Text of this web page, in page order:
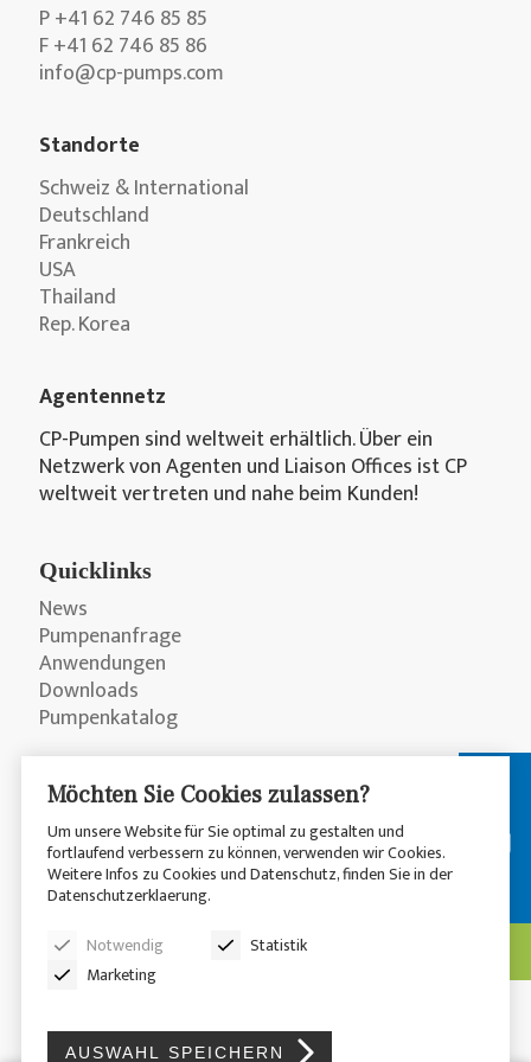
P +41 62 746 85 85
F +41 62 746 85 86
info@cp-pumps.com
Standorte
Schweiz & International
Deutschland
Frankreich
USA
Thailand
Rep. Korea
Agentennetz
CP-Pumpen sind weltweit erhältlich. Über ein
Netzwerk von Agenten und Liaison Offices ist CP
weltweit vertreten und nahe beim Kunden!
Quicklinks
News
Pumpenanfrage
Anwendungen
Downloads
Pumpenkatalog
© 2026 CP Pumpen AG
Disclaimer
Möchten Sie Cookies zulassen?
Um unsere Website für Sie optimal zu gestalten und
fortlaufend verbessern zu können, verwenden wir Cookies.
Weitere Infos zu Cookies und Datenschutz, finden Sie in der
Datenschutzerklaerung.
Notwendig
Statistik
Marketing
AUSWAHL SPEICHERN